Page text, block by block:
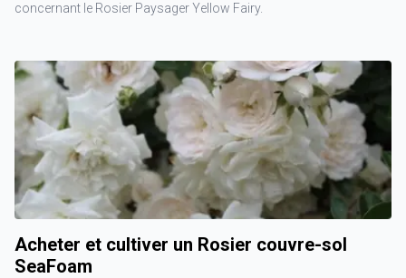
concernant le Rosier Paysager Yellow Fairy.
Acheter et cultiver un Rosier couvre-sol
SeaFoam